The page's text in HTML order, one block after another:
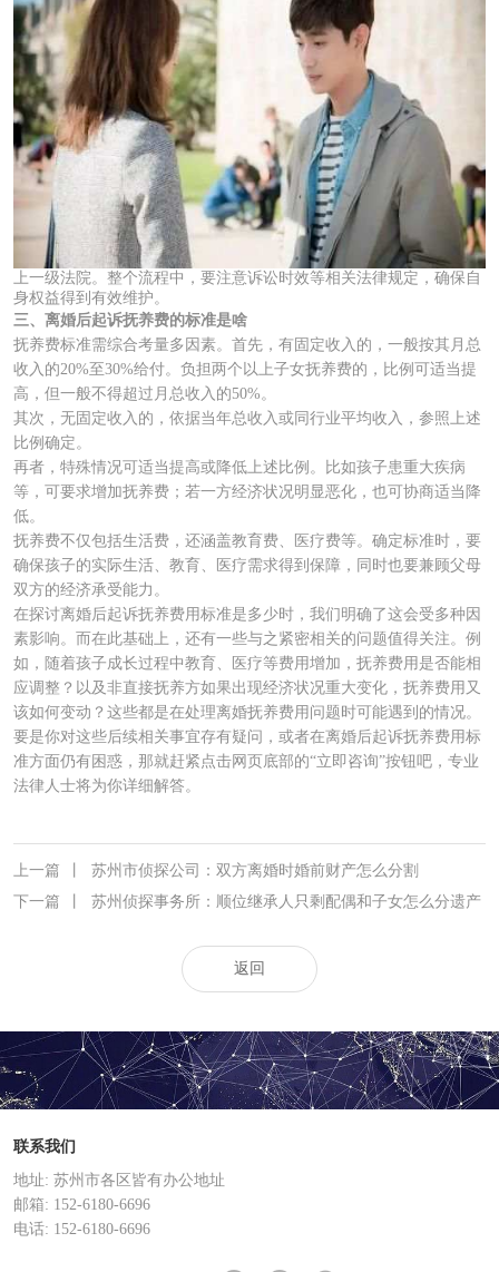
上一级法院。整个流程中，要注意诉讼时效等相关法律规定，确保自
身权益得到有效维护。
三、离婚后起诉抚养费的标准是啥
抚养费标准需综合考量多因素。首先，有固定收入的，一般按其月总
收入的20%至30%给付。负担两个以上子女抚养费的，比例可适当提
高，但一般不得超过月总收入的50%。
其次，无固定收入的，依据当年总收入或同行业平均收入，参照上述
比例确定。
再者，特殊情况可适当提高或降低上述比例。比如孩子患重大疾病
等，可要求增加抚养费；若一方经济状况明显恶化，也可协商适当降
低。
抚养费不仅包括生活费，还涵盖教育费、医疗费等。确定标准时，要
确保孩子的实际生活、教育、医疗需求得到保障，同时也要兼顾父母
双方的经济承受能力。
在探讨离婚后起诉抚养费用标准是多少时，我们明确了这会受多种因
素影响。而在此基础上，还有一些与之紧密相关的问题值得关注。例
如，随着孩子成长过程中教育、医疗等费用增加，抚养费用是否能相
应调整？以及非直接抚养方如果出现经济状况重大变化，抚养费用又
该如何变动？这些都是在处理离婚抚养费用问题时可能遇到的情况。
要是你对这些后续相关事宜存有疑问，或者在离婚后起诉抚养费用标
准方面仍有困惑，那就赶紧点击网页底部的“立即咨询”按钮吧，专业
法律人士将为你详细解答。
上一篇
苏州市侦探公司：双方离婚时婚前财产怎么分割
下一篇
苏州侦探事务所：顺位继承人只剩配偶和子女怎么分遗产
返回
联系我们
地址: 苏州市各区皆有办公地址
邮箱: 152-6180-6696
电话: 152-6180-6696